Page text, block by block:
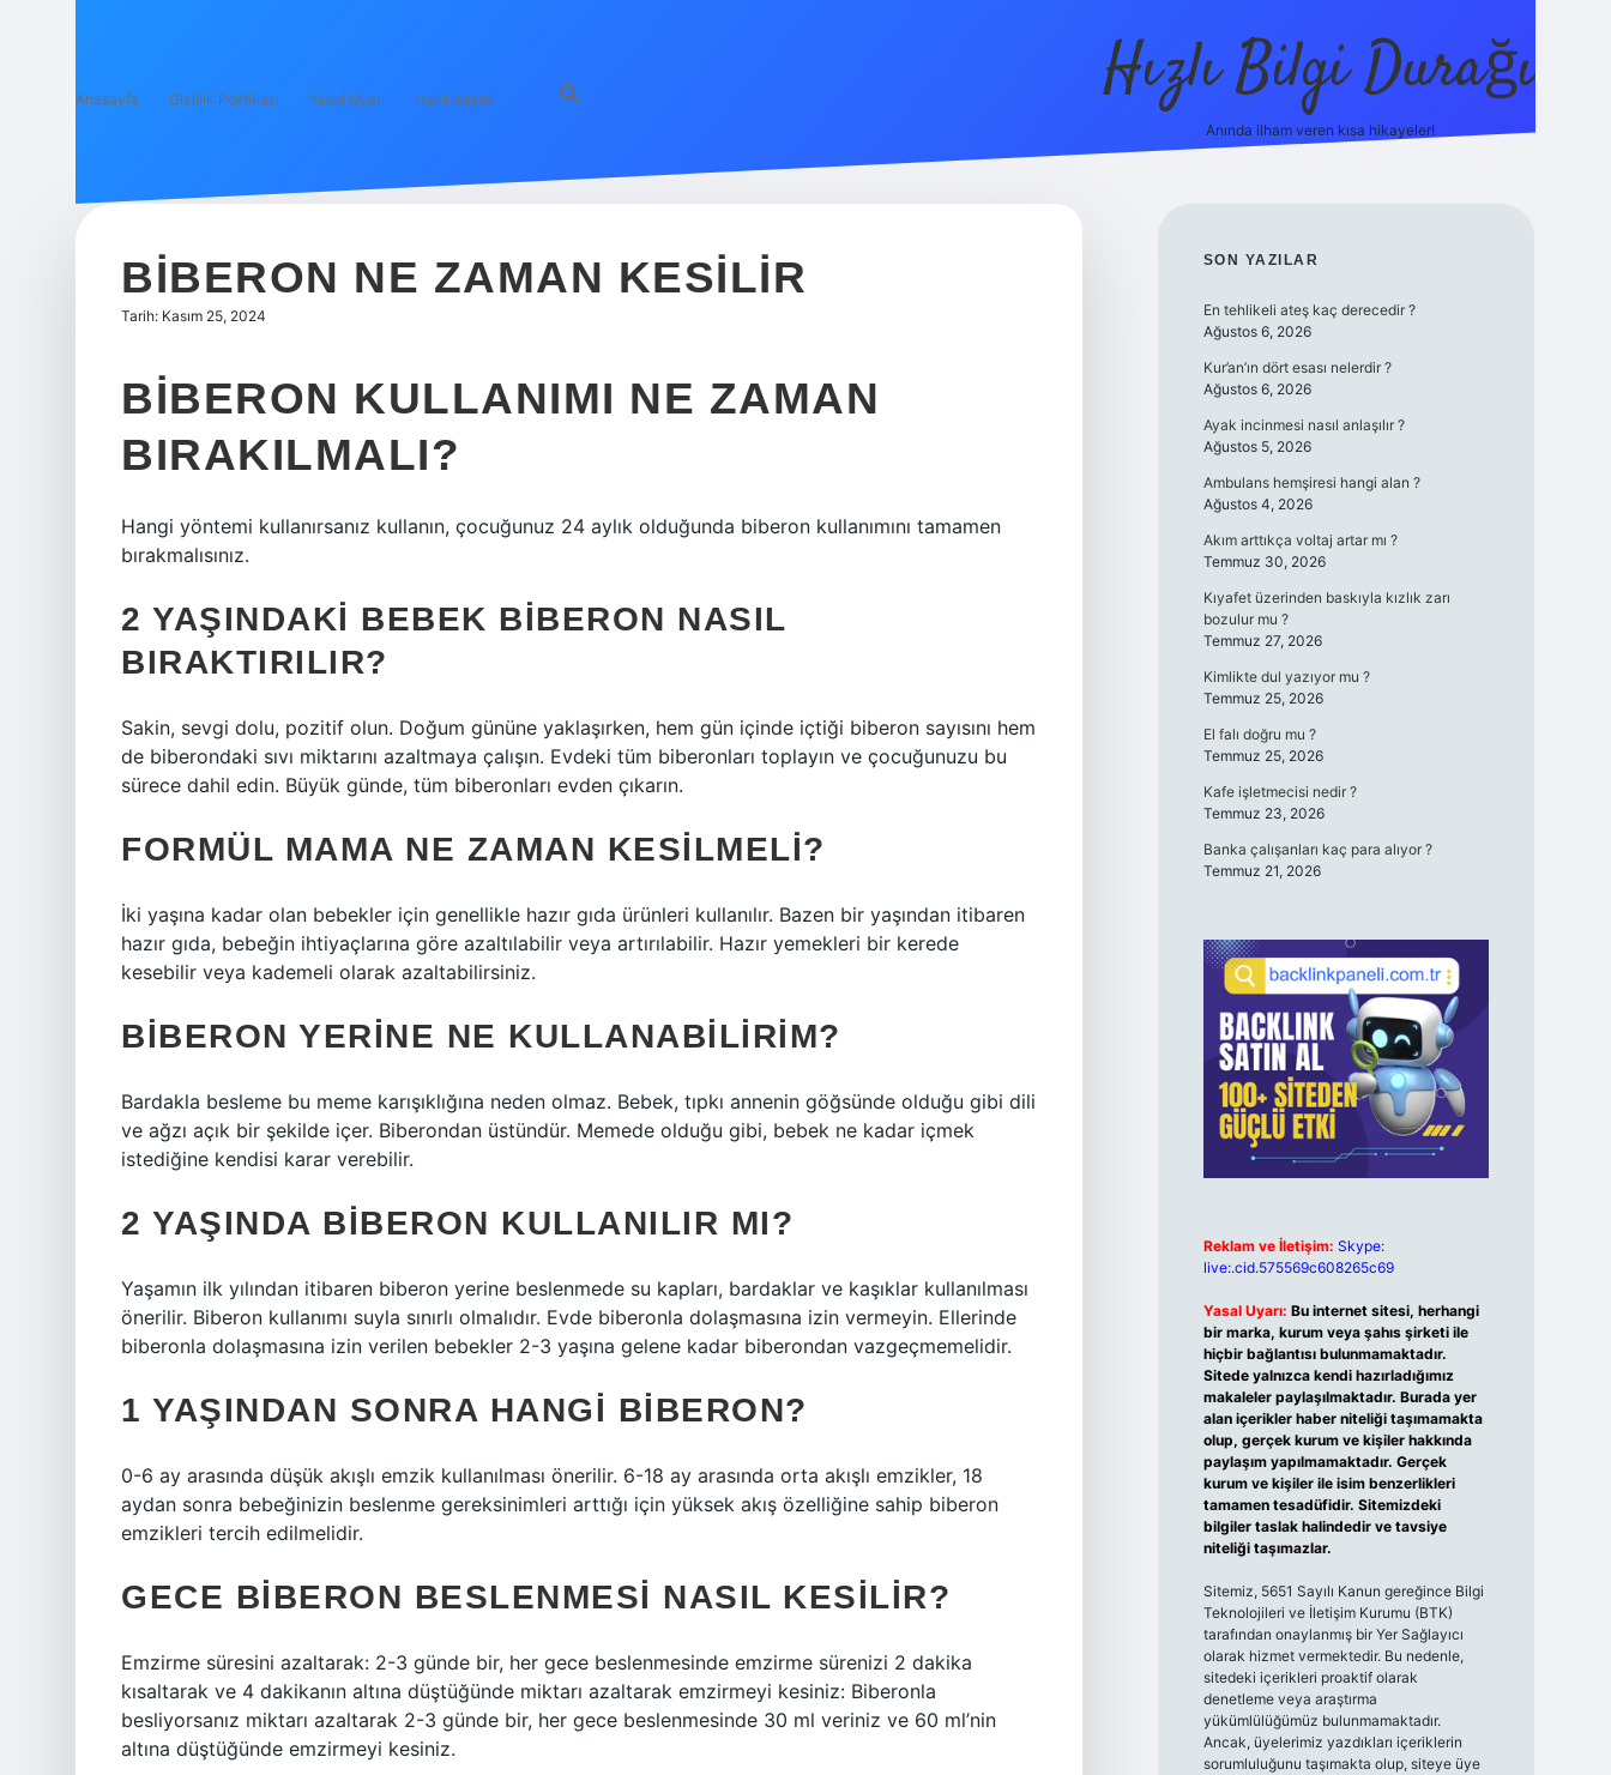
Anasayfa Gizlilik Politikası Yasal Uyarı Hakkımızda Hızlı Bilgi Durağı
Anında ilham veren kısa hikayeler!
BIBERON NE ZAMAN KESILIR
Tarih: Kasım 25, 2024
BIBERON KULLANIMI NE ZAMAN
BIRAKILMALI?
Hangi yöntemi kullanırsanız kullanın, çocuğunuz 24 aylık olduğunda biberon kullanımını tamamen
bırakmalısınız.
2 YAŞINDAKI BEBEK BIBERON NASIL
BIRAKTIRILIR?
Sakin, sevgi dolu, pozitif olun. Doğum gününe yaklaşırken, hem gün içinde içtiği biberon sayısını hem
de biberondaki sıvı miktarını azaltmaya çalışın. Evdeki tüm biberonları toplayın ve çocuğunuzu bu
sürece dahil edin. Büyük günde, tüm biberonları evden çıkarın.
FORMÜL MAMA NE ZAMAN KESILMELI?
İki yaşına kadar olan bebekler için genellikle hazır gıda ürünleri kullanılır. Bazen bir yaşından itibaren
hazır gıda, bebeğin ihtiyaçlarına göre azaltılabilir veya artırılabilir. Hazır yemekleri bir kerede
kesebilir veya kademeli olarak azaltabilirsiniz.
BIBERON YERINE NE KULLANABILIRIM?
Bardakla besleme bu meme karışıklığına neden olmaz. Bebek, tıpkı annenin göğsünde olduğu gibi dili
ve ağzı açık bir şekilde içer. Biberondan üstündür. Memede olduğu gibi, bebek ne kadar içmek
istediğine kendisi karar verebilir.
2 YAŞINDA BIBERON KULLANILIR MI?
Yaşamın ilk yılından itibaren biberon yerine beslenmede su kapları, bardaklar ve kaşıklar kullanılması
önerilir. Biberon kullanımı suyla sınırlı olmalıdır. Evde biberonla dolaşmasına izin vermeyin. Ellerinde
biberonla dolaşmasına izin verilen bebekler 2-3 yaşına gelene kadar biberondan vazgeçmemelidir.
1 YAŞINDAN SONRA HANGI BIBERON?
0-6 ay arasında düşük akışlı emzik kullanılması önerilir. 6-18 ay arasında orta akışlı emzikler, 18
aydan sonra bebeğinizin beslenme gereksinimleri arttığı için yüksek akış özelliğine sahip biberon
emzikleri tercih edilmelidir.
GECE BIBERON BESLENMESI NASIL KESILIR?
Emzirme süresini azaltarak: 2-3 günde bir, her gece beslenmesinde emzirme sürenizi 2 dakika
kısaltarak ve 4 dakikanın altına düştüğünde miktarı azaltarak emzirmeyi kesiniz: Biberonla
besliyorsanız miktarı azaltarak 2-3 günde bir, her gece beslenmesinde 30 ml veriniz ve 60 ml’nin
altına düştüğünde emzirmeyi kesiniz.
SIDEBAR
SON YAZILAR
En tehlikeli ateş kaç derecedir ?
Ağustos 6, 2026
Kur’an’ın dört esası nelerdir ?
Ağustos 6, 2026
Ayak incinmesi nasıl anlaşılır ?
Ağustos 5, 2026
Ambulans hemşiresi hangi alan ?
Ağustos 4, 2026
Akım arttıkça voltaj artar mı ?
Temmuz 30, 2026
Kıyafet üzerinden baskıyla kızlık zarı
bozulur mu ?
Temmuz 27, 2026
Kimlikte dul yazıyor mu ?
Temmuz 25, 2026
El falı doğru mu ?
Temmuz 25, 2026
Kafe işletmecisi nedir ?
Temmuz 23, 2026
Banka çalışanları kaç para alıyor ?
Temmuz 21, 2026
Reklam ve İletişim: Skype:
live:.cid.575569c608265c69
Yasal Uyarı: Bu internet sitesi, herhangi
bir marka, kurum veya şahıs şirketi ile
hiçbir bağlantısı bulunmamaktadır.
Sitede yalnızca kendi hazırladığımız
makaleler paylaşılmaktadır. Burada yer
alan içerikler haber niteliği taşımamakta
olup, gerçek kurum ve kişiler hakkında
paylaşım yapılmamaktadır. Gerçek
kurum ve kişiler ile isim benzerlikleri
tamamen tesadüfidir. Sitemizdeki
bilgiler taslak halindedir ve tavsiye
niteliği taşımazlar.
Sitemiz, 5651 Sayılı Kanun gereğince Bilgi
Teknolojileri ve İletişim Kurumu (BTK)
tarafından onaylanmış bir Yer Sağlayıcı
olarak hizmet vermektedir. Bu nedenle,
sitedeki içerikleri proaktif olarak
denetleme veya araştırma
yükümlülüğümüz bulunmamaktadır.
Ancak, üyelerimiz yazdıkları içeriklerin
sorumluluğunu taşımakta olup, siteye üye